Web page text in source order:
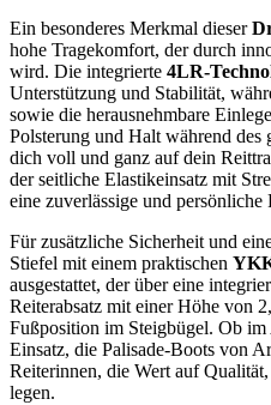
Ein besonderes Merkmal dieser
hohe Tragekomfort, der durch
wird. Die integrierte 4LR-
Unterstützung und Stabilität,
sowie die herausnehmbare
Polsterung und Halt während des
dich voll und ganz auf dein
der seitliche Elastikeinsatz mit
eine zuverlässige und persönliche
Für zusätzliche Sicherheit und
Stiefel mit einem praktischen
ausgestattet, der über eine
Reiterabsatz mit einer Höhe von
Fußposition im Steigbügel. Ob
Einsatz, die Palisade-Boots von
Reiterinnen, die Wert auf
legen.